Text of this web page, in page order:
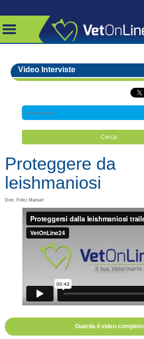
Video Interviste
Proteggere da
leishmaniosi
Dott. Felici Manuel
Guarda il video completo